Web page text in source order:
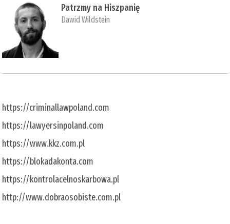
Patrzmy na Hiszpanię
Dawid Wildstein
https://criminallawpoland.com
https://lawyersinpoland.com
https://www.kkz.com.pl
https://blokadakonta.com
https://kontrolacelnoskarbowa.pl
http://www.dobraosobiste.com.pl